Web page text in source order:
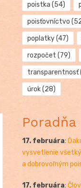
poistka (54)
poisťovníctvo
poplatky(47)
rozpočet (79)
transparentnosť
úrok(28)
Poradňa
17. februára:
vysvetlenie
a dobrovoľným
17. februára: